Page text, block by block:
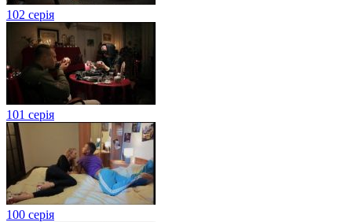
102 серія
101 серія
100 серія